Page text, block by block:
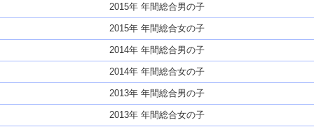
2015年 年間総合男の子
2015年 年間総合女の子
2014年 年間総合男の子
2014年 年間総合女の子
2013年 年間総合男の子
2013年 年間総合女の子